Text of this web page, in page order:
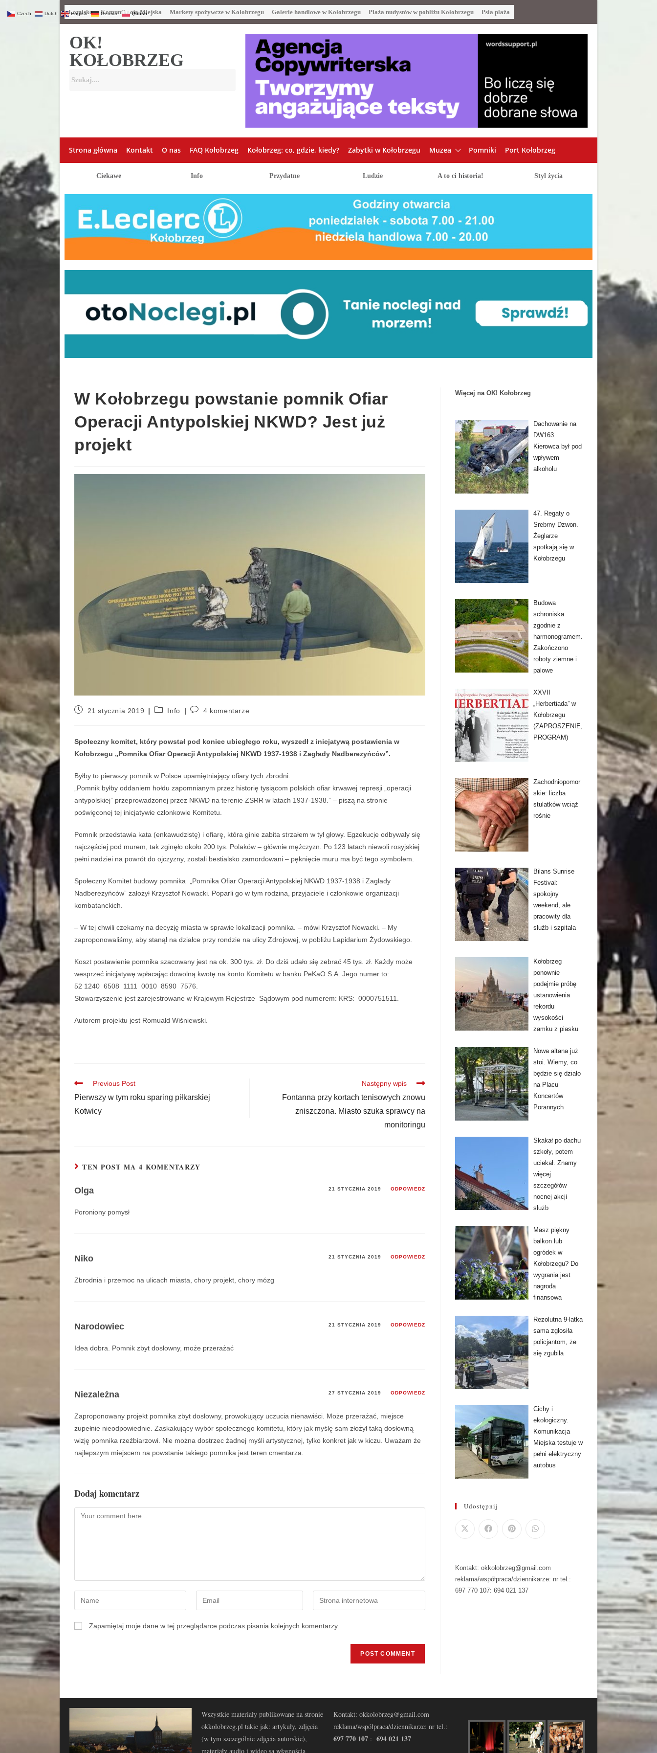
Lotnisko Komunikacja Miejska Markety spożywcze w Kołobrzegu Galerie handlowe w Kołobrzegu Plaża nudystów w pobliżu Kołobrzegu Psia plaża
OK!
KOŁOBRZEG
Strona główna Kontakt O nas FAQ Kołobrzeg Kołobrzeg: co, gdzie, kiedy? Zabytki w Kołobrzegu Muzea Pomniki Port Kołobrzeg
Ciekawe Info Przydatne Ludzie A to ci historia! Styl życia
W Kołobrzegu powstanie pomnik Ofiar
Operacji Antypolskiej NKWD? Jest już
projekt
21 stycznia 2019 Info 4 komentarze
Społeczny komitet, który powstał pod koniec ubiegłego roku, wyszedł z inicjatywą postawienia w
Kołobrzegu „Pomnika Ofiar Operacji Antypolskiej NKWD 1937-1938 i Zagłady Nadberezyńców”.
Byłby to pierwszy pomnik w Polsce upamiętniający ofiary tych zbrodni.
„Pomnik byłby oddaniem hołdu zapomnianym przez historię tysiącom polskich ofiar krwawej represji „operacji
antypolskiej” przeprowadzonej przez NKWD na terenie ZSRR w latach 1937-1938.” – piszą na stronie
poświęconej tej inicjatywie członkowie Komitetu.
Pomnik przedstawia kata (enkawudzistę) i ofiarę, która ginie zabita strzałem w tył głowy. Egzekucje odbywały się
najczęściej pod murem, tak zginęło około 200 tys. Polaków – głównie mężczyzn. Po 123 latach niewoli rosyjskiej
pełni nadziei na powrót do ojczyzny, zostali bestialsko zamordowani – pęknięcie muru ma być tego symbolem.
Społeczny Komitet budowy pomnika „Pomnika Ofiar Operacji Antypolskiej NKWD 1937-1938 i Zagłady
Nadberezyńców” założył Krzysztof Nowacki. Poparli go w tym rodzina, przyjaciele i członkowie organizacji
kombatanckich.
– W tej chwili czekamy na decyzję miasta w sprawie lokalizacji pomnika. – mówi Krzysztof Nowacki. – My
zaproponowaliśmy, aby stanął na działce przy rondzie na ulicy Zdrojowej, w pobliżu Lapidarium Żydowskiego.
Koszt postawienie pomnika szacowany jest na ok. 300 tys. zł. Do dziś udało się zebrać 45 tys. zł. Każdy może
wesprzeć inicjatywę wpłacając dowolną kwotę na konto Komitetu w banku PeKaO S.A. Jego numer to:
52 1240 6508 1111 0010 8590 7576.
Stowarzyszenie jest zarejestrowane w Krajowym Rejestrze Sądowym pod numerem: KRS: 0000751511.
Autorem projektu jest Romuald Wiśniewski.
Previous Post
Pierwszy w tym roku sparing piłkarskiej
Kotwicy
Następny wpis
Fontanna przy kortach tenisowych znowu
zniszczona. Miasto szuka sprawcy na
monitoringu
TEN POST MA 4 KOMENTARZY
Olga 21 STYCZNIA 2019 ODPOWIEDZ
Poroniony pomysł
Niko 21 STYCZNIA 2019 ODPOWIEDZ
Zbrodnia i przemoc na ulicach miasta, chory projekt, chory mózg
Narodowiec 21 STYCZNIA 2019 ODPOWIEDZ
Idea dobra. Pomnik zbyt dosłowny, może przerażać
Niezależna 27 STYCZNIA 2019 ODPOWIEDZ
Zaproponowany projekt pomnika zbyt dosłowny, prowokujący uczucia nienawiści. Może przerażać, miejsce
zupełnie nieodpowiednie. Zaskakujący wybór społecznego komitetu, który jak myślę sam złożył taką dosłowną
wizję pomnika rzeźbiarzowi. Nie można dostrzec żadnej myśli artystycznej, tylko konkret jak w kiczu. Uważam że
najlepszym miejscem na powstanie takiego pomnika jest teren cmentarza.
Dodaj komentarz
Zapamiętaj moje dane w tej przeglądarce podczas pisania kolejnych komentarzy.
Więcej na OK! Kołobrzeg
Dachowanie na
DW163.
Kierowca był pod
wpływem
alkoholu
47. Regaty o
Srebrny Dzwon.
Żeglarze
spotkają się w
Kołobrzegu
Budowa
schroniska
zgodnie z
harmonogramem.
Zakończono
roboty ziemne i
palowe
XXVII
„Herbertiada” w
Kołobrzegu
(ZAPROSZENIE,
PROGRAM)
Zachodniopomor
skie: liczba
stulatków wciąż
rośnie
Bilans Sunrise
Festival:
spokojny
weekend, ale
pracowity dla
służb i szpitala
Kołobrzeg
ponownie
podejmie próbę
ustanowienia
rekordu
wysokości
zamku z piasku
Nowa altana już
stoi. Wiemy, co
będzie się działo
na Placu
Koncertów
Porannych
Skakał po dachu
szkoły, potem
uciekał. Znamy
więcej
szczegółów
nocnej akcji
służb
Masz piękny
balkon lub
ogródek w
Kołobrzegu? Do
wygrania jest
nagroda
finansowa
Rezolutna 9-latka
sama zgłosiła
policjantom, że
się zgubiła
Cichy i
ekologiczny.
Komunikacja
Miejska testuje w
pełni elektryczny
autobus
Udostępnij
Kontakt: okkolobrzeg@gmail.com
reklama/współpraca/dziennikarze: nr tel.:
697 770 107: 694 021 137
Wszystkie materiały publikowane na stronie
okkolobrzeg.pl takie jak: artykuły, zdjęcia
(w tym szczególnie zdjęcia autorskie),
materiały audio i wideo są własnością
Kontakt: okkolobrzeg@gmail.com
reklama/współpraca/dziennikarze: nr tel.:
697 770 107 : 694 021 137
Czech Dutch English German Polish